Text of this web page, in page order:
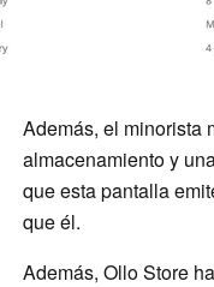
Además, el minorista
almacenamiento y
que esta pantalla
que él.
Además, Ollo Store